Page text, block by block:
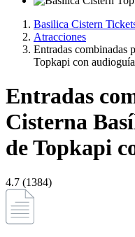
Basilica Cistern
Atracciones
Entradas combinadas
Topkapi con audioguía
Entradas
Cisterna
de Topkapi
4.7 (1384)